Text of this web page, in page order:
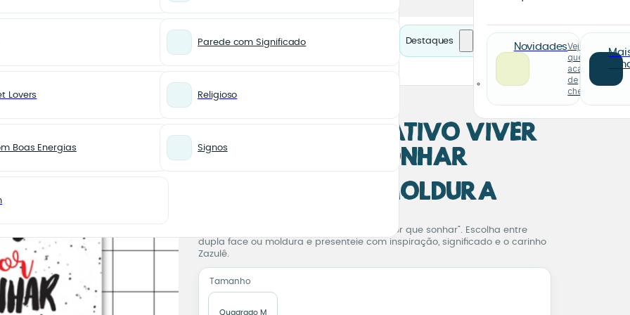
Parede com Significado
Lovers Religioso
Boas Energias Signos
Destaques
NovidadesVeja o
que
acabou
de
chegar
Azulejo Decorativo Viver
é Melhor que Sonhar
Dupla face ou Moldura
Azulejo 15×15 cm com a frase “Viver é melhor que sonhar”. Escolha entre
dupla face ou moldura e presenteie com inspiração, significado e o carinho
Zazulê.
Tamanho
Quadrado M